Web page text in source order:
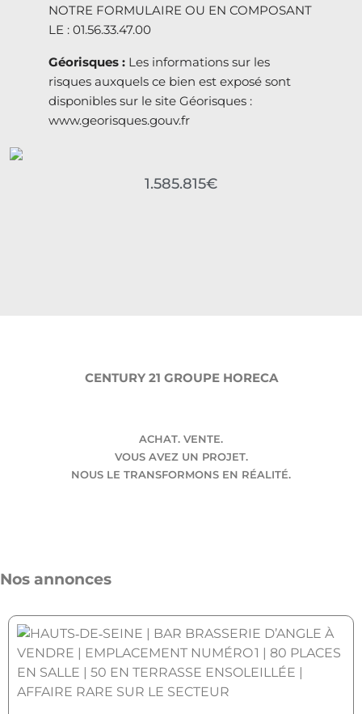
NOTRE FORMULAIRE OU EN COMPOSANT
LE : 01.56.33.47.00
Géorisques : Les informations sur les
risques auxquels ce bien est exposé sont
disponibles sur le site Géorisques :
www.georisques.gouv.fr
1.585.815€
CENTURY 21 GROUPE HORECA
ACHAT. VENTE.
VOUS AVEZ UN PROJET.
NOUS LE TRANSFORMONS EN RÉALITÉ.
Nos annonces